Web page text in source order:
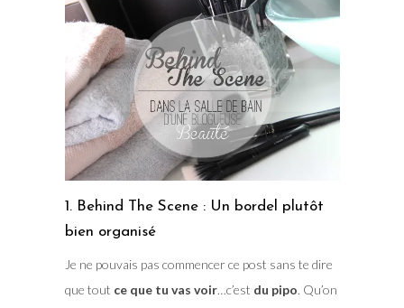
1. Behind The Scene : Un bordel plutôt
bien organisé
Je ne pouvais pas commencer ce post sans te dire
que tout ce que tu vas voir…c’est du pipo. Qu’on